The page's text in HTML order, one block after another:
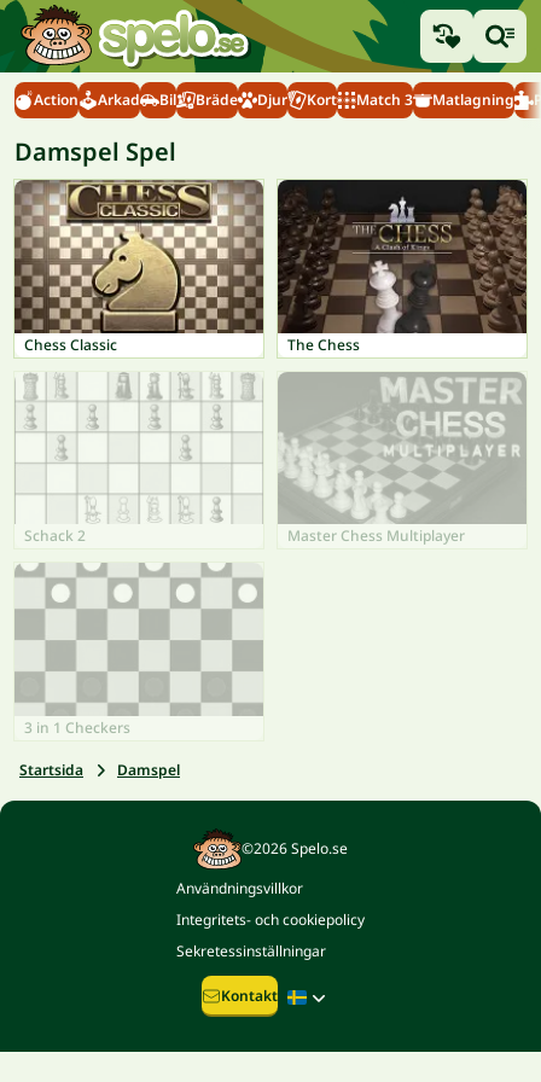
Action Arkad Bil Bräde Djur Kort Match 3 Matlagning
Damspel Spel
Chess Classic The Chess
Schack 2 Master Chess Multiplayer
3 in 1 Checkers
Startsida Damspel
©2026 Spelo.se
Användningsvillkor
Integritets- och cookiepolicy
Sekretessinställningar
Kontakt